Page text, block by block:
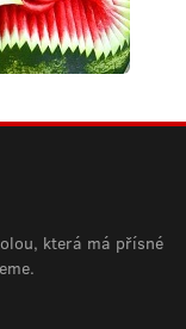
která má přísné